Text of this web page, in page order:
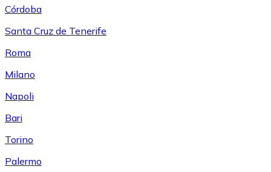
Córdoba
Santa Cruz de Tenerife
Roma
Milano
Napoli
Bari
Torino
Palermo